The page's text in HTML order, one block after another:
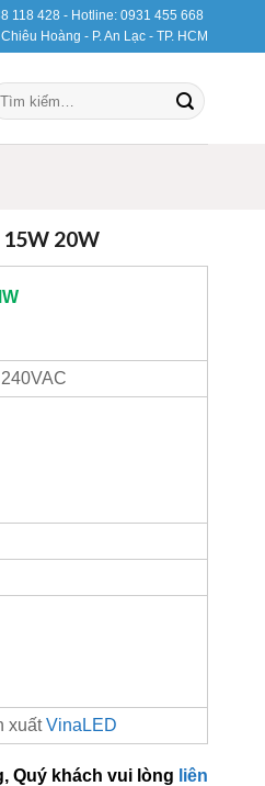
118 428 - Hotline: 0931 455 668
Hoàng - P. An Lạc - TP. HCM
20W
xuấtVinaLED
Quý khách vui lòng liên